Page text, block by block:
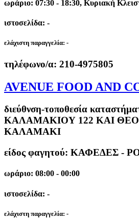
ωράριο: 07:30 - 18:30, Κυριακή
ιστοσελίδα: -
ελάχιστη παραγγελία: -
τηλέφωνο/α: 210-4975805
AVENUE FOOD AND
διεύθνση-τοποθεσία
ΚΑΛΑΜΑΚΙΟΥ 122 ΚΑΙ
ΚΑΛΑΜΑΚΙ
είδος φαγητού: ΚΑΦΕΔΕΣ -
ωράριο: 08:00 - 00:00
ιστοσελίδα: -
ελάχιστη παραγγελία: -